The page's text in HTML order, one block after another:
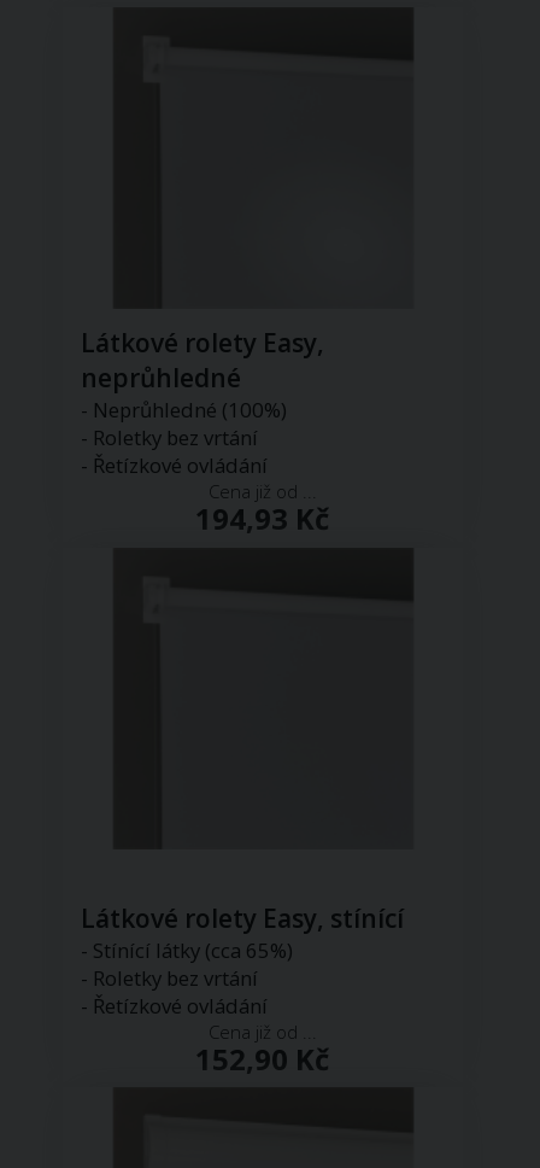
Látkové rolety Easy,
neprůhledné
- Neprůhledné (100%)
- Roletky bez vrtání
- Řetízkové ovládání
Cena již od ...
194,93 Kč
Látkové rolety Easy, stínící
- Stínící látky (cca 65%)
- Roletky bez vrtání
- Řetízkové ovládání
Cena již od ...
152,90 Kč